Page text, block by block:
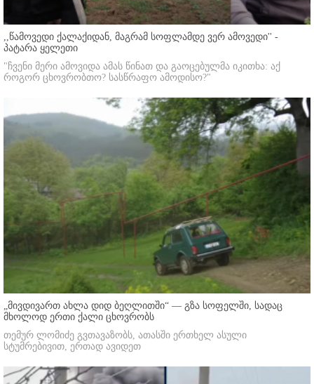
,,წამოვედი ქალაქიდან, მაგრამ სოფლამდე ვერ ამოვედი'' -
პატარა ყელეთი
"ჩვენი მერი ამოვიდა ამას წინათ და გაოცებულმა იკითხა: აქ
როგორ ცხოვრობთო? სასწრაფო ამოდისო?"
„მივდივართ ახლა დიდ ბეღლითში“ — გზა სოფელში, სადაც
მხოლოდ ერთი ქალი ცხოვრობს
თემურ ლომიძე გვთავაზობს, ათასში ერთხელ ასული
სტუმრებივით, ერთად ავიდეთ